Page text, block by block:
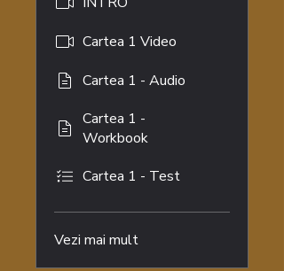
Cartea 1 Video
Cartea 1 - Audio
Cartea 1 -
Workbook
Cartea 1 - Test
Vezi mai mult